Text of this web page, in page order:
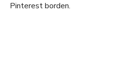
Pinterest borden.